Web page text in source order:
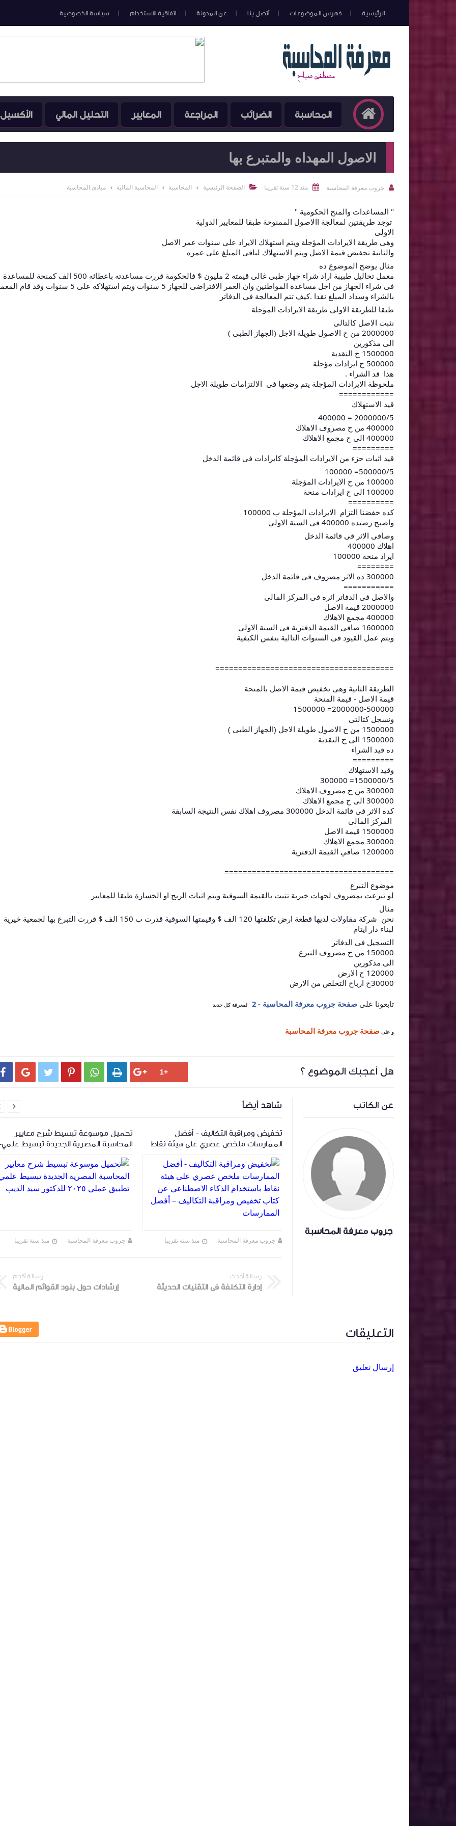
الرئيسية فهرس الموضوعات أتصل بنا عن المدونة اتفاقية الاستخدام سياسة الخصوصية
المحاسبة الضرائب المراجعة المعايير التحليل المالي الأكسيل
الاصول المهداه والمتبرع بها
 جروب معرفة المحاسبة  منذ 12 سنة تقريبا  الصفحة الرئيسية المحاسبة المحاسبة المالية مبادئ المحاسبة
" المساعدات والمنح الحكومية "
توجد طريقتين لمعالجة االاصول الممنوحة طبقا للمعايير الدولية
الاولى
وهى طريقة الايرادات المؤجلة ويتم استهلاك الايراد على سنوات عمر الاصل
والثانية تحفيض قيمة الاصل ويتم الاستهلاك لباقى المبلغ على عمره
مثال يوضح الموضوع ده
معمل تحاليل طبيبة اراد شراء جهاز طبى غالى قيمته 2 مليون $ فالحكومة قررت مساعدته باعطائه 500 الف كمنحة للمساعدة
فى شراء الجهاز من اجل مساعدة المواطنين وان العمر الافتراضى للجهاز 5 سنوات ويتم استهلاكه على 5 سنوات وقد
بالشراء وسداد المبلغ نقدا .كيف تتم المعالجة فى الدفاتر
طبقا للطريقة الاولى طريقة الايرادات المؤجلة
نثبت الاصل كالتالى
2000000 من ح الاصول طويلة الاجل (الجهاز الطبى )
الى مذكورين
1500000 ح النقدية
500000 ح ايرادات مؤجلة
هذا قد الشراء .
ملحوظة الايرادات المؤجلة يتم وضعها فى الالتزامات طويلة الاجل
============
قيد الاستهلاك
2000000/5 = 400000
400000 من ح مصروف الاهلاك
400000 الى ح مجمع الاهلاك
=========
قيد اثبات جزء من الايرادات المؤجلة كايرادات فى قائمة الدخل
500000/5= 100000
100000 من ح الايرادات المؤجلة
100000 الى ح ايرادات منحة
==========
كده خفضنا التزام الايرادات المؤجلة ب 100000
واصبح رصيده 400000 فى السنة الاولي
وصافى الاثر فى قائمة الدخل
اهلاك 400000
ايراد منحة 100000
========
300000 ده الاثر مصروف فى قائمة الدخل
===========
والاصل فى الدفاتر اثره فى المركز المالى
2000000 قيمة الاصل
400000 مجمع الاهلاك
1600000 صافي القيمة الدفترية فى السنة الاولي
ويتم عمل القيود فى السنوات التالية بنفس الكيفية
=======================================
الطريقة الثانية وهى تخفيض قيمة الاصل بالمنحة
قيمة الاصل - قيمة المنحة
2000000-500000= 1500000
ونسجل كتالتى
1500000 من ح الاصول طويلة الاجل (الجهاز الطبى )
1500000 الى ح النقدية
ده قيد الشراء
=========
وقيد الاستهلاك
1500000/5= 300000
300000 من ح مصروف الاهلاك
300000 الى ح مجمع الاهلاك
كده الاثر فى قائمة الدخل 300000 مصروف اهلاك نفس النتيجة السابقة
المركز المالى
1500000 قيمة الاصل
300000 مجمع الاهلاك
1200000 صافي القيمة الدفترية
=====================================
موضوع التبرع
لو تبرعت بمصروف لجهات خيرية تثبت بالقيمة السوقية ويتم اثبات الربح او الخسارة طبقا للمعايير
مثال
نحن شركة مقاولات لديها قطعة ارض تكلفتها 120 الف $ وقيمتها السوقية قدرت ب 150 الف $ قررت التبرع بها لجمعية خيرية
لبناء دار ايتام
التسجيل فى الدفاتر
150000 من ح مصروف التبرع
الى مذكورين
120000 ح الارض
30000ح ارباح التخلص من الارض
تابعونا على صفحة جروب معرفة المحاسبة - 2 لمعرفة كل جديد
و على صفحة جروب معرفة المحاسبة
هل أعجبك الموضوع ؟      
عن الكاتب
جروب معرفة المحاسبة
شاهد أيضاً
على سعر السهم .
تخفيض ومراقبة التكاليف - أفضل
الممارسات ملخص عصري على هيئة نقاط
تخفيض ومراقبة التكاليف – أفضل
الممارسات
جروب معرفة المحاسبة منذ سنة تقريبا
تحميل موسوعة تبسيط شرح معايير
المحاسبة المصرية الجديدة تبسيط
جروب معرفة المحاسبة منذ سنة تقريبا

رسالة أحدث
إدارة التكلفة فى التقنيات الحديثة
رسالة أقدم
إرشادات حول بنود القوائم المالية
التعليقات
إرسال تعليق